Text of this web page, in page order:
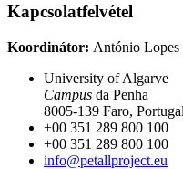
Kapcsolatfelvétel
Koordinátor: António Lopes
University of Algarve
Campus da Penha
8005-139 Faro, Portugal
+00 351 289 800 100
+00 351 289 800 100
info@petallproject.eu